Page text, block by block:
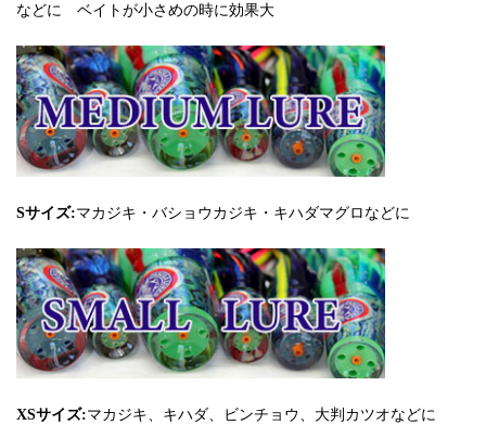
などに ベイトが小さめの時に効果大
Sサイズ:マカジキ・バショウカジキ・キハダマグロなどに
XSサイズ:マカジキ、キハダ、ビンチョウ、大判カツオなどに